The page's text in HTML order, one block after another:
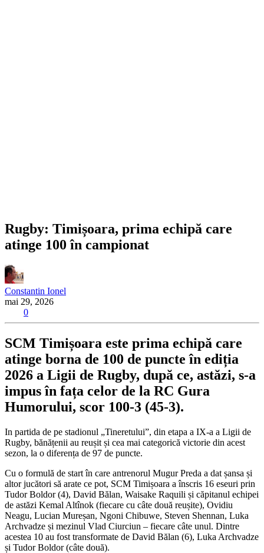
Rugby: Timișoara, prima echipă care
atinge 100 în campionat
Constantin Ionel
mai 29, 2026
0
SCM Timișoara este prima echipă care
atinge borna de 100 de puncte în ediția
2026 a Ligii de Rugby, după ce, astăzi, s-a
impus în fața celor de la RC Gura
Humorului, scor 100-3 (45-3).
In partida de pe stadionul „Tineretului”, din etapa a IX-a a Ligii de
Rugby, bănățenii au reușit și cea mai categorică victorie din acest
sezon, la o diferența de 97 de puncte.
Cu o formulă de start în care antrenorul Mugur Preda a dat șansa și
altor jucători să arate ce pot, SCM Timișoara a înscris 16 eseuri prin
Tudor Boldor (4), David Bălan, Waisake Raquili și căpitanul echipei
de astăzi Kemal Altînok (fiecare cu câte două reușite), Ovidiu
Neagu, Lucian Mureșan, Ngoni Chibuwe, Steven Shennan, Luka
Archvadze și mezinul Vlad Ciurciun – fiecare câte unul. Dintre
acestea 10 au fost transformate de David Bălan (6), Luka Archvadze
și Tudor Boldor (câte două).